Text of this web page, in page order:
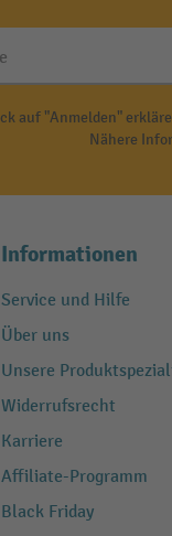
auf "Anmelden"
Nähere
Informationen
Service und Hilfe
Über uns
Unsere
Widerrufsrecht
Karriere
Affiliate-Programm
Black Friday